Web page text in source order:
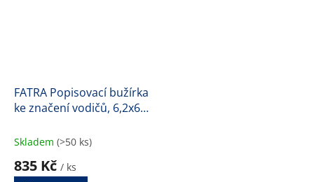
FATRA Popisovací bužírka
ke značení vodičů, 6,2x6
Skladem (>50 ks)
835 Kč / ks